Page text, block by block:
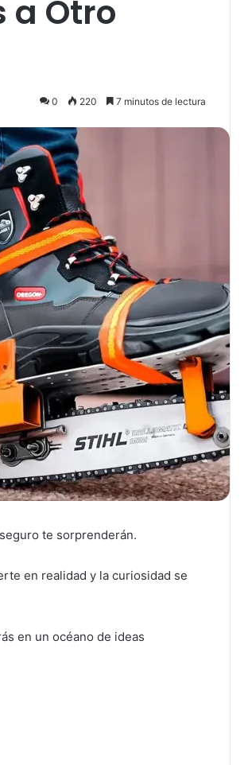
a Otro
0 220 7 minutos de lectura
te sorprenderán.
en realidad y la curiosidad se
en un océano de ideas